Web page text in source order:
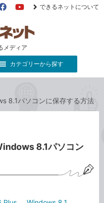
メディア
FacebookYouTube
できるネットについて
カテゴリーから探す
8.1パソコンに保存する方法
8.1パソコン